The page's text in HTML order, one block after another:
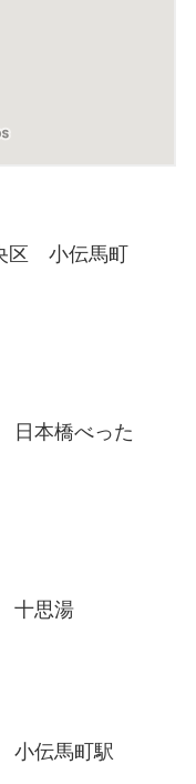
小伝馬町
本橋べった
思湯
伝馬町駅